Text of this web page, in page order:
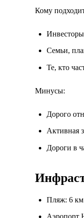
Кому
Семьи,
Те, кто
Минусы:
Дорого
Активная
Дороги в
Пляж: 6 км
Аэропорт